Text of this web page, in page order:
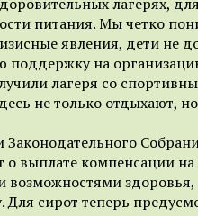
питания. Мы четко
явления, дети не
поддержку на
лагеря со
не только отдыхают,
о выплате компенсации
возможностями здоровья,
сирот теперь